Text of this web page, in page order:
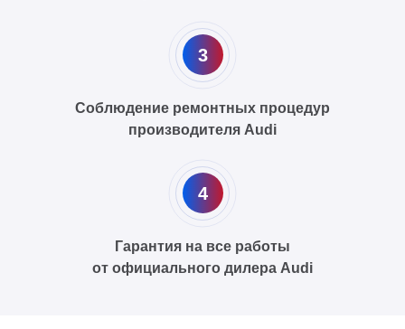
3
Соблюдение ремонтных процедур
производителя Audi
4
Гарантия на все работы
от официального дилера Audi